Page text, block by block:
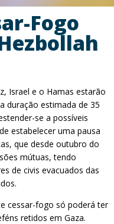
Fogo
Israel e o Hamas estarão
duração estimada de 35
se a possíveis
estabelecer uma pausa
que desde outubro do
mútuas, tendo
de civis evacuados das
cessar-fogo só poderá ter
retidos em Gaza.